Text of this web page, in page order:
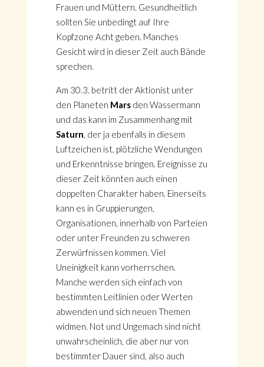
Frauen und Müttern. Gesundheitlich
sollten Sie unbedingt auf Ihre
Kopfzone Acht geben. Manches
Gesicht wird in dieser Zeit auch Bände
sprechen.
Am 30.3. betritt der Aktionist unter
den Planeten Marsden Wassermann
und das kann im Zusammenhang mit
Saturn, der ja ebenfalls in diesem
Luftzeichen ist, plötzliche Wendungen
und Erkenntnisse bringen. Ereignisse zu
dieser Zeit könnten auch einen
doppelten Charakter haben. Einerseits
kann es in Gruppierungen,
Organisationen, innerhalb von Parteien
oder unter Freunden zu schweren
Zerwürfnissen kommen. Viel
Uneinigkeit kann vorherrschen.
Manche werden sich einfach von
bestimmten Leitlinien oder Werten
abwenden und sich neuen Themen
widmen. Not und Ungemach sind nicht
unwahrscheinlich, die aber nur von
bestimmter Dauer sind, also auch